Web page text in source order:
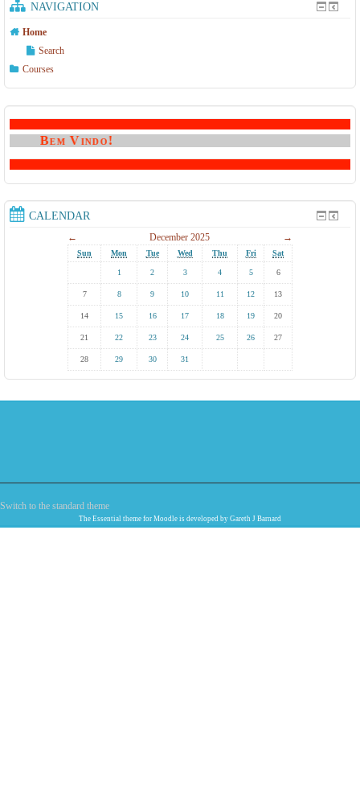
NAVIGATION
Home
Search
Courses
Bem Vindo!
CALENDAR
← December 2025 →
Sun Mon Tue Wed Thu Fri Sat
1 2 3 4 5 6
7 8 9 10 11 12 13
14 15 16 17 18 19 20
21 22 23 24 25 26 27
28 29 30 31
Switch to the standard theme
The Essential theme for Moodle is developed by Gareth J Barnard